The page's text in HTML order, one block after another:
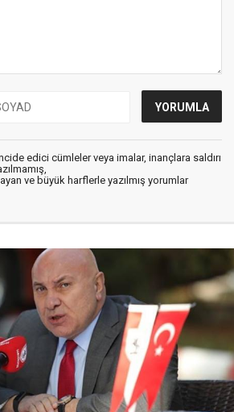
edici cümleler veya imalar, inançlara saldırı
ve büyük harflerle yazılmış yorumlar